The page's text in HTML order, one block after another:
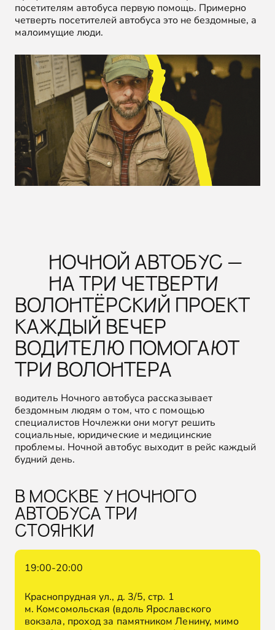
посетителям автобуса первую помощь. Примерно
четверть посетителей автобуса это не бездомные, а
малоимущие люди.
НОЧНОЙ АВТОБУС —
НА ТРИ ЧЕТВЕРТИ
ВОЛОНТЁРСКИЙ ПРОЕКТ
КАЖДЫЙ ВЕЧЕР
ВОДИТЕЛЮ ПОМОГАЮТ
ТРИ ВОЛОНТЕРА
водитель Ночного автобуса рассказывает
бездомным людям о том, что с помощью
специалистов Ночлежки они могут решить
социальные, юридические и медицинские
проблемы. Ночной автобус выходит в рейс каждый
будний день.
В МОСКВЕ У НОЧНОГО
АВТОБУСА ТРИ
СТОЯНКИ
19:00-20:00
Краснопрудная ул., д. 3/5, стр. 1
м. Комсомольская (вдоль Ярославского
вокзала, проход за памятником Ленину, мимо